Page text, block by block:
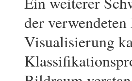
der
Visualisierung